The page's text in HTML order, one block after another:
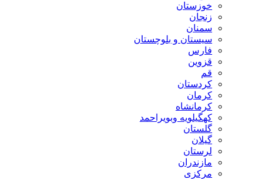
خوزستان
زنجان
سمنان
سیستان و بلوچستان
فارس
قزوین
قم
کردستان
کرمان
کرمانشاه
کهگیلویه وبویراحمد
گلستان
گیلان
لرستان
مازندران
مرکزی